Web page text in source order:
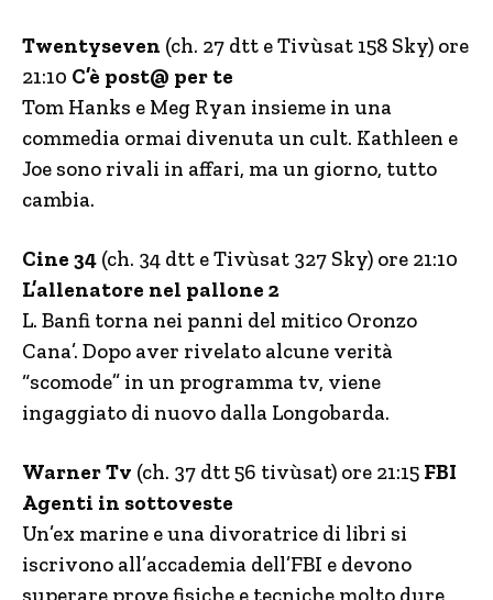
Twentyseven (ch. 27 dtt e Tivùsat 158 Sky) ore
21:10 C’è post@ per te
Tom Hanks e Meg Ryan insieme in una
commedia ormai divenuta un cult. Kathleen e
Joe sono rivali in affari, ma un giorno, tutto
cambia.
Cine 34 (ch. 34 dtt e Tivùsat 327 Sky) ore 21:10
L’allenatore nel pallone 2
L. Banfi torna nei panni del mitico Oronzo
Cana’. Dopo aver rivelato alcune verità
“scomode” in un programma tv, viene
ingaggiato di nuovo dalla Longobarda.
Warner Tv (ch. 37 dtt 56 tivùsat) ore 21:15 FBI
Agenti in sottoveste
Un’ex marine e una divoratrice di libri si
iscrivono all’accademia dell’FBI e devono